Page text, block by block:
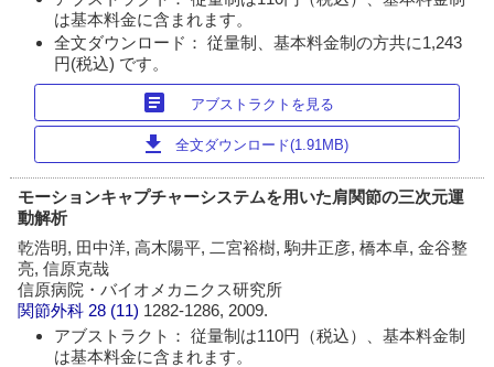
は基本料金に含まれます。
全文ダウンロード： 従量制、基本料金制の方共に1,243
円(税込) です。
article アブストラクトを見る
download 全文ダウンロード(1.91MB)
モーションキャプチャーシステムを用いた肩関節の三次元運
動解析
乾浩明, 田中洋, 高木陽平, 二宮裕樹, 駒井正彦, 橋本卓, 金谷整
亮, 信原克哉
信原病院・バイオメカニクス研究所
関節外科 28 (11) 1282-1286, 2009.
アブストラクト： 従量制は110円（税込）、基本料金制
は基本料金に含まれます。